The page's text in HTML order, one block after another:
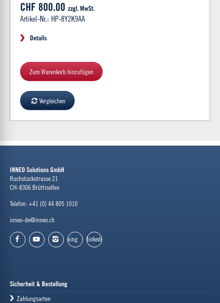
CHF 800.00 zzgl. MwSt.
Artikel-Nr.: HP-8Y2K9AA
Details
Zum Warenkorb hinzufügen
Vergleichen
INNEO Solutions GmbH
Ruchstuckstrasse 21
CH-8306 Brüttisellen
Telefon: +41 (0) 44 805 1010
inneo-de@inneo.ch
xing linkedin
Sicherheit & Bestellung
Zahlungsarten